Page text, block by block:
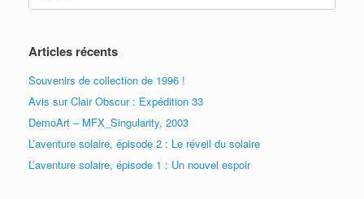
e
Articles récents
Souvenirs de collection de 1996 !
Avis sur Clair Obscur : Expédition 33
DemoArt – MFX_Singularity, 2003
L’aventure solaire, épisode 2 : Le réveil du solaire
L’aventure solaire, épisode 1 : Un nouvel espoir